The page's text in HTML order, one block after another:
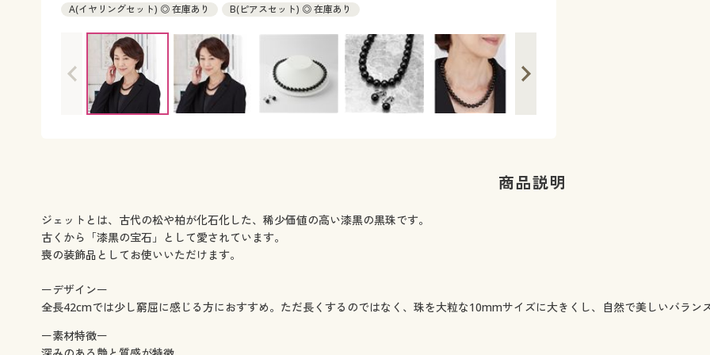
A(イヤリングセット) ◎ 在庫あり B(ピアスセット) ◎ 在庫あり
商品説明
ジェットとは、古代の松や柏が化石化した、稀少価値の高い漆黒の黒珠です。
古くから「漆黒の宝石」として愛されています。
喪の装飾品としてお使いいただけます。
ーデザインー
全長42cmでは少し窮屈に感じる方におすすめ。ただ長くするのではなく、珠を大粒な10mmサイズに大きくし、自然で美しいバラン
ー素材特徴ー